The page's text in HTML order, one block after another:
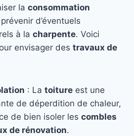
la consommation
d’éventuels
à la charpente. Voici
envisager des travaux de
: La toiture est une
de déperdition de chaleur,
de bien isoler les combles
de rénovation.